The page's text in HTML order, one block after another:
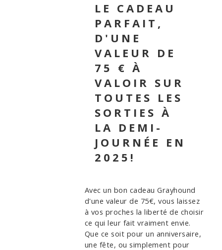
LE CADEAU
PARFAIT,
D'UNE
VALEUR DE
75 € À
VALOIR SUR
TOUTES LES
SORTIES À
LA DEMI-
JOURNÉE EN
2025!
Avec un bon cadeau Grayhound
d'une valeur de 75€, vous laissez
à vos proches la liberté de choisir
ce qui leur fait vraiment envie.
Que ce soit pour un anniversaire,
une fête, ou simplement pour